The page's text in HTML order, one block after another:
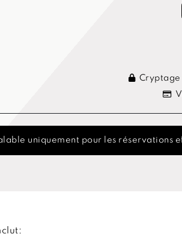
Cryptage
uniquement pour les réservations